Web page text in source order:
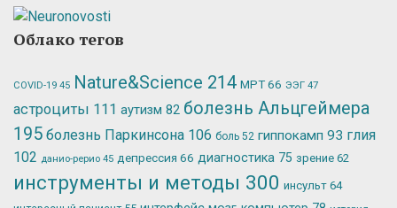
Облако тегов
COVID-19 45 Nature&Science 214 МРТ66 ЭЭГ 47
астроциты 111 аутизм 82 болезнь Альцгеймера
195 болезнь Паркинсона 106 боль 52 гиппокамп 93 глия
102 данио-рерио 45 депрессия 66 диагностика 75 зрение 62
инструменты и методы 300 инсульт 64